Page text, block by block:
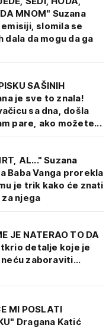
MNOM" Suzana
slomila se
dala da mogu da ga
SAŠINIH
je sve to znala!
sa dna, došla
pare, ako možete...
AL..." Suzana
Baba Vanga prorekla
je trik kako će znati
njega
JE NATERAO TO DA
detalje koje je
zaboraviti...
MI POSLATI
Dragana Katić